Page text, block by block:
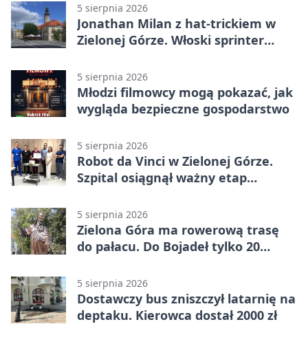
5 sierpnia 2026
Jonathan Milan z hat-trickiem w
Zielonej Górze. Włoski sprinter
5 sierpnia 2026
Młodzi filmowcy mogą pokazać, jak
wygląda bezpieczne gospodarstwo
5 sierpnia 2026
Robot da Vinci w Zielonej Górze.
Szpital osiągnął ważny etap
5 sierpnia 2026
Zielona Góra ma rowerową trasę
do pałacu. Do Bojadeł tylko 20
5 sierpnia 2026
Dostawczy bus zniszczył latarnię na
deptaku. Kierowca dostał 2000 zł